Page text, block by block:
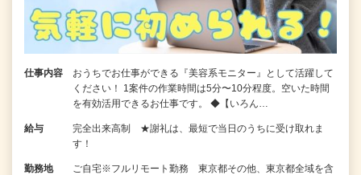
仕事内容
おうちでお仕事ができる『美容系モニター』として活躍して
ください！ 1案件の作業時間は5分〜10分程度。空いた時間
を有効活用できるお仕事です。 ◆【いろん…
給与
完全出来高制 ★謝礼は、最短で当日のうちに受け取れま
す！
勤務地
ご自宅※フルリモート勤務 東京都その他、東京都全域を含